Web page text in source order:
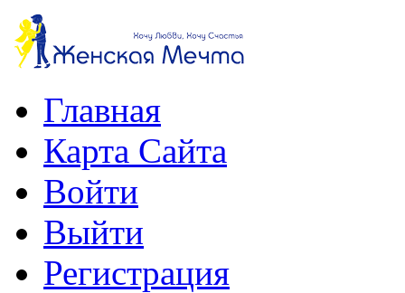
Главная
Карта Сайта
Войти
Выйти
Регистрация